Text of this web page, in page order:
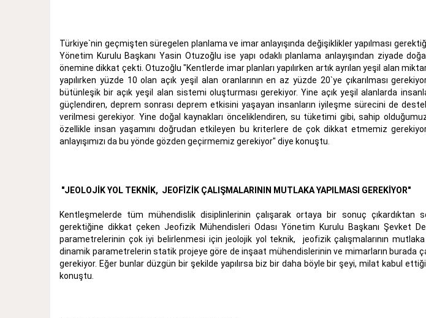
Türkiye`nin geçmişten süregelen planlama ve imar anlayışında değişiklikler yapılması
Yönetim Kurulu Başkanı Yasin Otuzoğlu ise yapı odaklı planlama anlayışından ziyade
önemine dikkat çekti. Otuzoğlu "Kentlerde imar planları yapılırken artık ayrılan yeşil alan
yapılırken yüzde 10 olan açık yeşil alan oranlarının en az yüzde 20`ye çıkarılması
bütünleşik bir açık yeşil alan sistemi oluşturması gerekiyor. Yine açık yeşil alanlarda
güçlendiren, deprem sonrası deprem etkisini yaşayan insanların iyileşme sürecini de
verilmesi gerekiyor. Yine doğal kaynakları önceliklendiren, su tüketimi gibi, sahip
özellikle insan yaşamını doğrudan etkileyen bu kriterlere de çok dikkat etmemiz
anlayışımızı da bu yönde gözden geçirmemiz gerekiyor" diye konuştu.
"JEOLOJİK YOL TEKNİK, JEOFİZİK ÇALIŞMALARININ MUTLAKA YAPILMASI GEREKİYOR"
Kentleşmelerde tüm mühendislik disiplinlerinin çalışarak ortaya bir sonuç çıkardıktan
gerektiğine dikkat çeken Jeofizik Mühendisleri Odası Yönetim Kurulu Başkanı Şevket
parametrelerinin çok iyi belirlenmesi için jeolojik yol teknik, jeofizik çalışmalarının mutlaka
dinamik parametrelerin statik projeye göre de inşaat mühendislerinin ve mimarların burada
gerekiyor. Eğer bunlar düzgün bir şekilde yapılırsa biz bir daha böyle bir şeyi, milat kabul
konuştu.